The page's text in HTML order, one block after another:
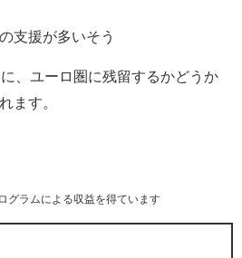
支援が多いそう
、ユーロ圏に残留するかどうか
ます。
グラムによる収益を得ています